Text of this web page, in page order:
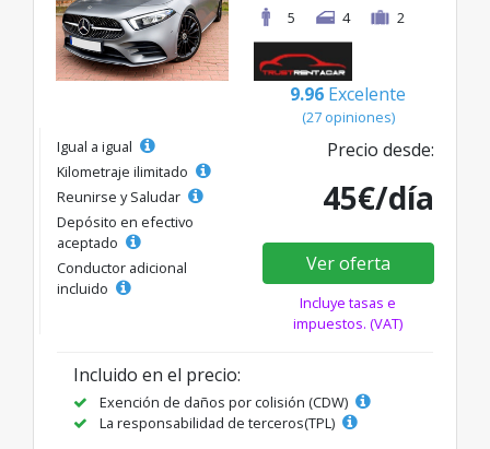
5
4 2
9.96 Excelente
(27 opiniones)
Igual a igual
Kilometraje ilimitado
Reunirse y Saludar
Depósito en efectivo
aceptado
Conductor adicional
incluido
Precio desde:
45€/día
Ver oferta
Incluye tasas e
impuestos. (VAT)
Incluido en el precio:
Exención de daños por colisión (CDW)
La responsabilidad de terceros(TPL)